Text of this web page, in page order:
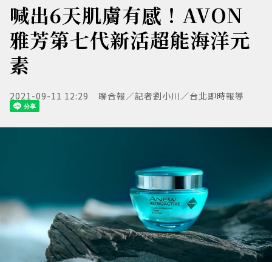
喊出6天肌膚有感！AVON
雅芳第七代新活超能海洋元
素
2021-09-11 12:29 聯合報／記者劉小川／台北即時報導